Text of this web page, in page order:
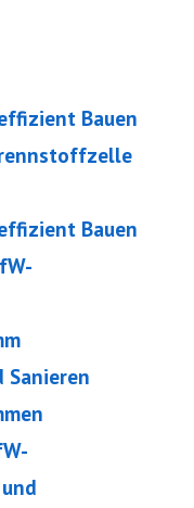
Bauen
Bauen
Sanieren